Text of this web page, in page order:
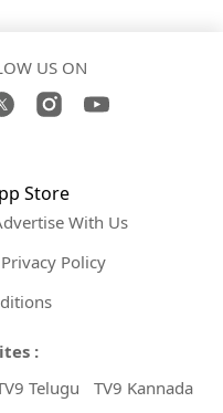
US ON
With Us
Privacy Policy
:
Telugu TV9 Kannada